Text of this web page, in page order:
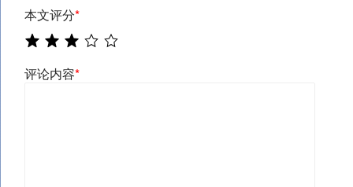
本文评分*
评论内容*